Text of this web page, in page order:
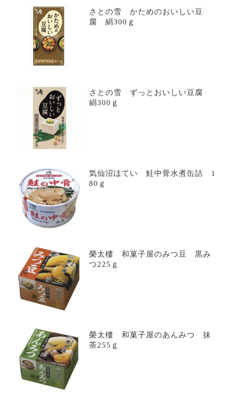
さとの雪 かためのおいしい豆
腐 絹300ｇ
さとの雪 ずっとおいしい豆腐
絹300ｇ
気仙沼ほてい 鮭中骨水煮缶詰 1
80ｇ
榮太樓 和菓子屋のみつ豆 黒み
つ225ｇ
榮太樓 和菓子屋のあんみつ 抹
茶255ｇ